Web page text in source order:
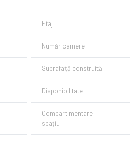
Etaj
Număr camere
Suprafață construită
Disponibilitate
Compartimentare
spațiu